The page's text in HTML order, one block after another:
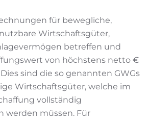
für bewegliche,
Wirtschaftsgüter,
betreffen und
von höchstens netto €
sind die so genannten GWGs
Wirtschaftsgüter, welche im
vollständig
werden müssen. Für